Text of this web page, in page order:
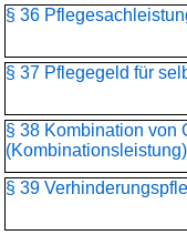
§ 36
§ 37 Pflegegeld für
§ 38 Kombination von
(Kombinationsleistung)
§ 39